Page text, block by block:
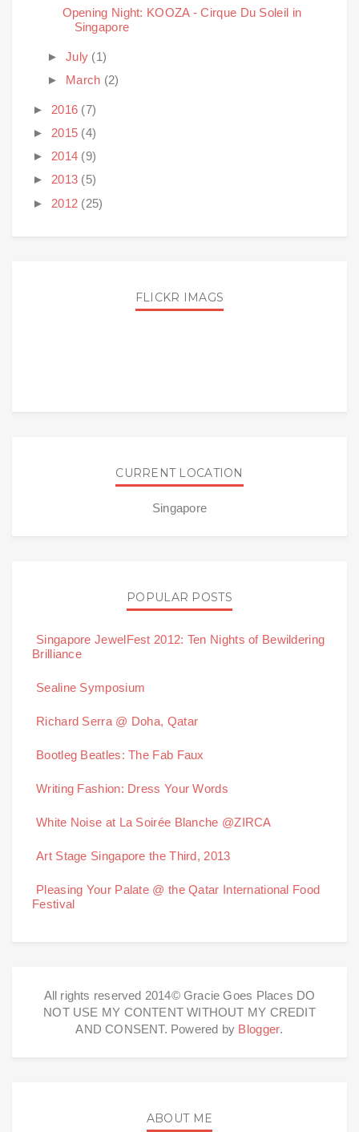
Opening Night: KOOZA - Cirque Du Soleil in
Singapore
► July (1)
► March (2)
► 2016 (7)
► 2015 (4)
► 2014 (9)
► 2013 (5)
► 2012 (25)
FLICKR IMAGS
CURRENT LOCATION
Singapore
POPULAR POSTS
Singapore JewelFest 2012: Ten Nights of Bewildering
Brilliance
Sealine Symposium
Richard Serra @ Doha, Qatar
Bootleg Beatles: The Fab Faux
Writing Fashion: Dress Your Words
White Noise at La Soirée Blanche @ZIRCA
Art Stage Singapore the Third, 2013
Pleasing Your Palate @ the Qatar International Food
Festival
All rights reserved 2014© Gracie Goes Places DO
NOT USE MY CONTENT WITHOUT MY CREDIT
AND CONSENT. Powered by Blogger.
ABOUT ME